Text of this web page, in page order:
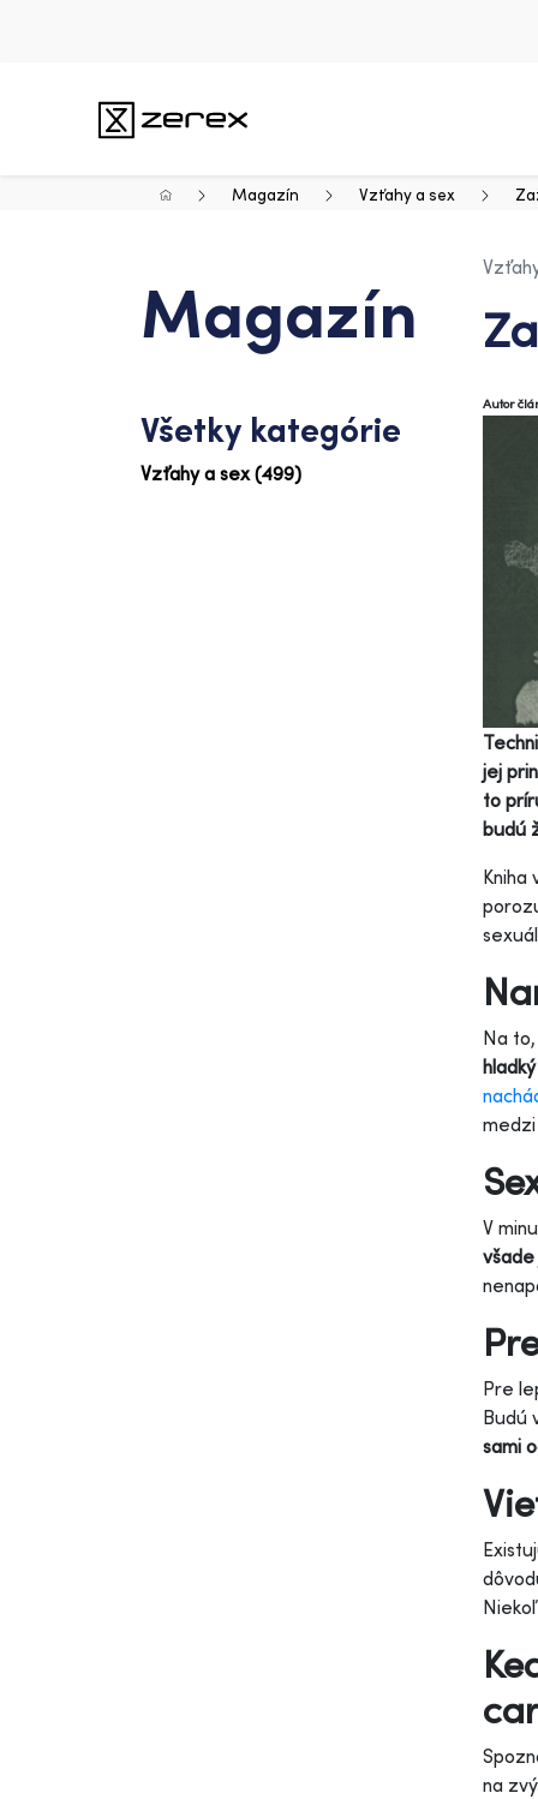
Magazín Vzťahy a sex
Magazín
Všetky kategórie
Vzťahy a sex (499)
Autor
jej
to
budú
Kniha
Na
V
Pre
Budú
sami
na